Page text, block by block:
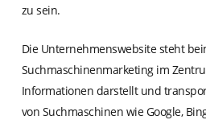
zu sein.
Die Unternehmenswebsite steht
Suchmaschinenmarketing im
Informationen darstellt und
von Suchmaschinen wie Google,